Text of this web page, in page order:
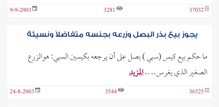
37032
3281
9-9-2003
يجوز بيع بذر البصل وزرعه بجنسه متفاضلاً ونسيئة
ما حكم بيع كيس (سبي ) بصل على أن يرجعه بكيسين السبي: هوالزرع
الصغير الذي يغرس.. ..المزيد
36525
3544
24-8-2003